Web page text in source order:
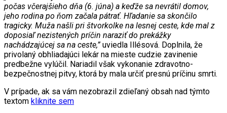
počas včerajšieho dňa (6. júna) a keďže sa nevrátil domov,
jeho rodina po ňom začala pátrať. Hľadanie sa skončilo
tragicky. Muža našli pri štvorkolke na lesnej ceste, kde mal z
doposiaľ nezistených príčin naraziť do prekážky
nachádzajúcej sa na ceste,”uviedla Illésová. Doplnila, že
privolaný obhliadajúci lekár na mieste cudzie zavinenie
predbežne vylúčil. Nariadil však vykonanie zdravotno-
bezpečnostnej pitvy, ktorá by mala určiť presnú príčinu smrti.
V prípade, ak sa vám nezobrazil zdieľaný obsah nad týmto
textom kliknite sem